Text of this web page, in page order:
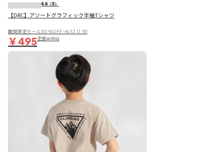
4.6 （8）
【DRC】アソートグラフィック半袖Tシャツ
期間限定セール50％OFF~8/12 11:59
￥495定価￥990